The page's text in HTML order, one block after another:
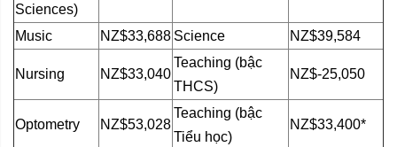
Sciences)
Music NZ$33,688 Science NZ$39,584
Nursing NZ$33,040
Teaching (bậc
THCS)
NZ$-25,050
Optometry NZ$53,028
Teaching (bậc
Tiểu học)
NZ$33,400*